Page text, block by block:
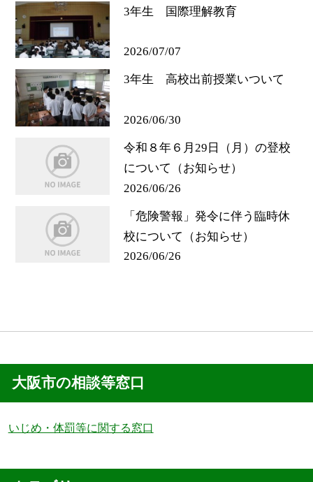
3年生 国際理解教育
2026/07/07
3年生 高校出前授業いついて
2026/06/30
令和８年６月29日（月）の登校
について（お知らせ）
2026/06/26
「危険警報」発令に伴う臨時休
校について（お知らせ）
2026/06/26
大阪市の相談等窓口
いじめ・体罰等に関する窓口